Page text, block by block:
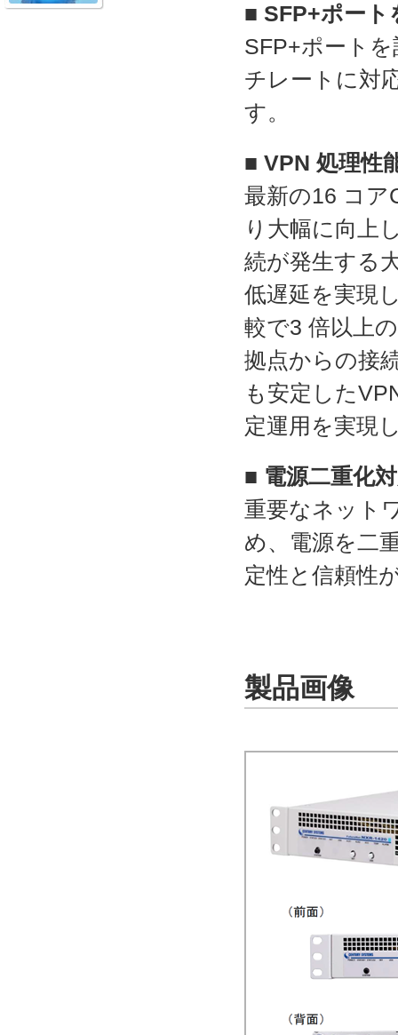
■ SFP+ポート
SFP+ポート
チレートに対
す。
■ VPN 処理性
最新の16 コア
り大幅に向上
続が発生する
低遅延を実現
較で3 倍以上
拠点からの接
も安定した
定運用を実現
■ 電源二重化
重要なネット
め、電源を二
定性と信頼性
製品画像